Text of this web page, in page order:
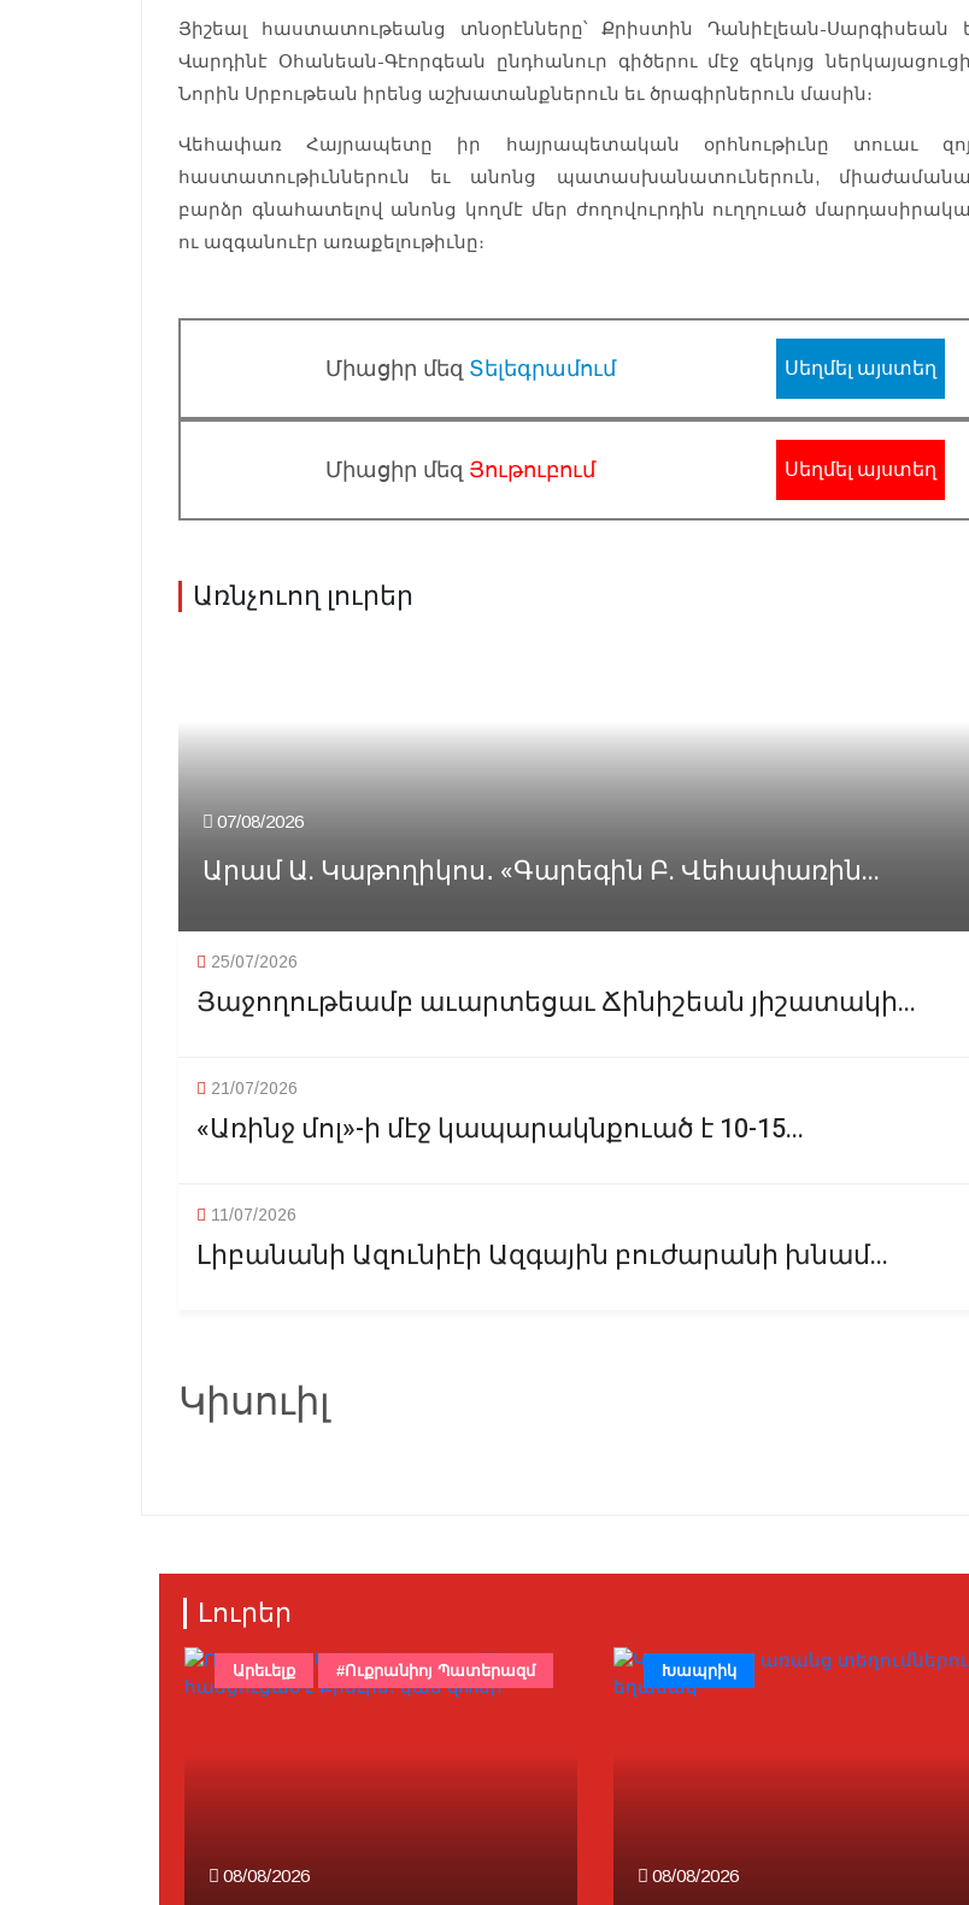
Յիշեալ հաստատութեանց տնօրէնները՝ Քրիստին Դանիէլեան-Սարգիսեան
Վարդինէ Օհանեան-Գէորգեան ընդհանուր գիծերու մէջ զեկոյց
Նորին Սրբութեան իրենց աշխատանքներուն եւ ծրագիրներուն մասին։
Վեհափառ Հայրապետը իր հայրապետական օրհնութիւնը տուաւ
հաստատութիւններուն եւ անոնց պատասխանատուներուն,
բարձր գնահատելով անոնց կողմէ մեր ժողովուրդին ուղղուած
ու ազգանուէր առաքելութիւնը։
Միացիր մեզ Տելեգրամում Սեղմել այստեղ
Միացիր մեզ Յութուբում Սեղմել այստեղ
Առնչուող լուրեր
07/08/2026
Արամ Ա. Կաթողիկոս․ «Գարեգին Բ. Վեհափառին...
25/07/2026
Յաջողութեամբ աւարտեցաւ Ճինիշեան յիշատակի...
21/07/2026
«Առինջ մոլ»-ի մէջ կապարակնքուած է 10-15...
11/07/2026
Լիբանանի Ազունիէի Ազգային բուժարանի խնամ...
Կիսուիլ
Լուրեր
08/08/2026
Արեւելք #Ուքրանիոյ Պատերազմ
08/08/2026
Խապրիկ